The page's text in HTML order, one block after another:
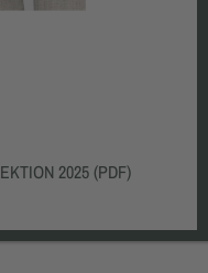
2025 (PDF)